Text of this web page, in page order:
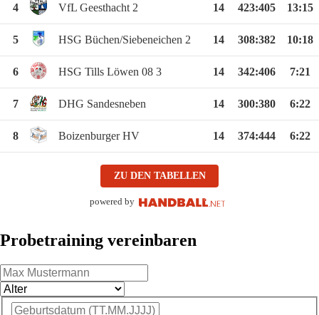
4 VfL Geesthacht 2 14 423:405 13:15
5 HSG Büchen/Siebeneichen 2 14 308:382 10:18
6 HSG Tills Löwen 08 3 14 342:406 7:21
7 DHG Sandesneben 14 300:380 6:22
8 Boizenburger HV 14 374:444 6:22
ZU DEN TABELLEN
powered by
Probetraining vereinbaren